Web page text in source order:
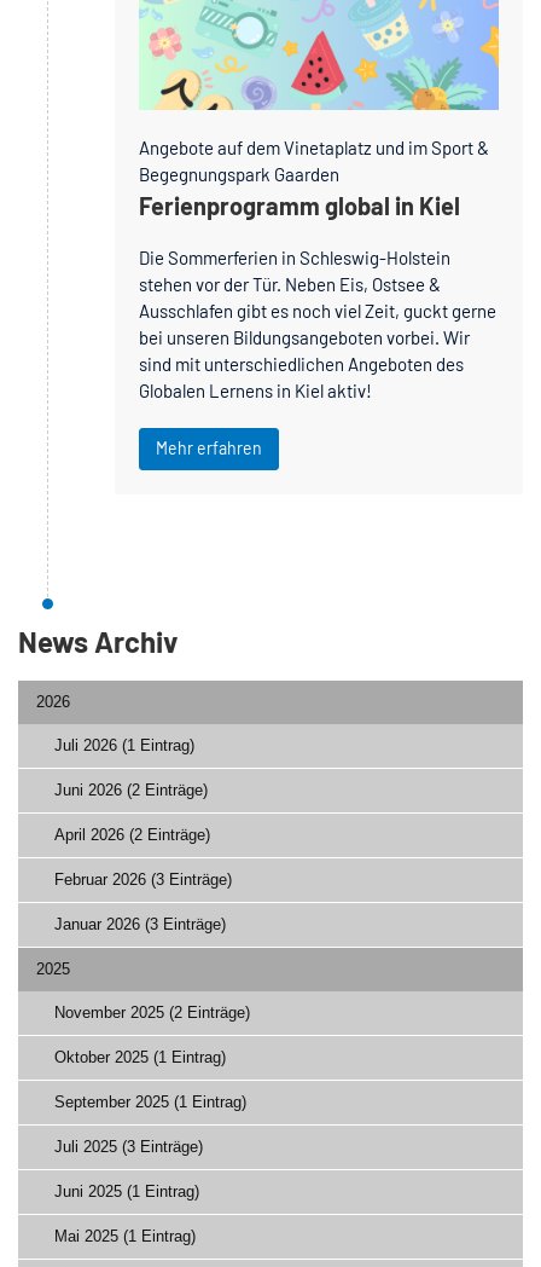
Angebote auf dem Vinetaplatz und im Sport &
Begegnungspark Gaarden
Ferienprogramm global in Kiel
Die Sommerferien in Schleswig-Holstein
stehen vor der Tür. Neben Eis, Ostsee &
Ausschlafen gibt es noch viel Zeit, guckt gerne
bei unseren Bildungsangeboten vorbei. Wir
sind mit unterschiedlichen Angeboten des
Globalen Lernens in Kiel aktiv!
Mehr erfahren
News Archiv
2026
Juli 2026 (1 Eintrag)
Juni 2026 (2 Einträge)
April 2026 (2 Einträge)
Februar 2026 (3 Einträge)
Januar 2026 (3 Einträge)
2025
November 2025 (2 Einträge)
Oktober 2025 (1 Eintrag)
September 2025 (1 Eintrag)
Juli 2025 (3 Einträge)
Juni 2025 (1 Eintrag)
Mai 2025 (1 Eintrag)